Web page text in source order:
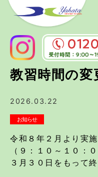
受付
19:00（土
教習時間の変
2026.03.22
お知らせ
令和８年２月より実
（９：１０～１０：
３月３０日をもって